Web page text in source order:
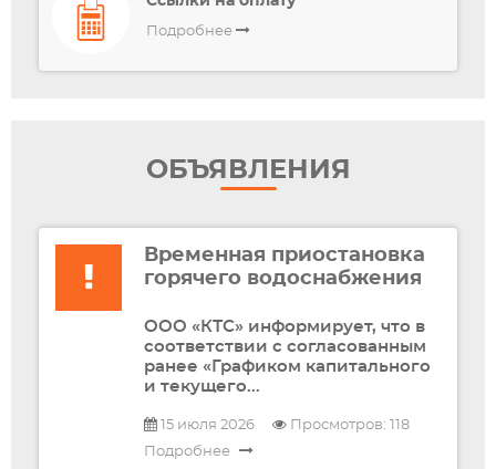
Подробнее
ОБЪЯВЛЕНИЯ
Временная приостановка
горячего водоснабжения
ООО «КТС» информирует, что в
соответствии с согласованным
ранее «Графиком капитального
и текущего...
15 июля 2026
Просмотров: 118
Подробнее